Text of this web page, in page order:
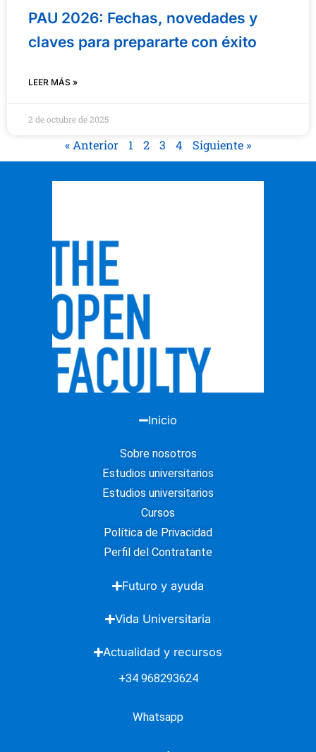
PAU 2026: Fechas, novedades y
claves para prepararte con éxito
LEER MÁS »
2 de octubre de 2025
« Anterior 1 2 3 4 Siguiente »
Inicio
Sobre nosotros
Estudios universitarios
Estudios universitarios
Cursos
Política de Privacidad
Perfil del Contratante
Futuro y ayuda
Vida Universitaria
Actualidad y recursos
+34 968293624
Whatsapp